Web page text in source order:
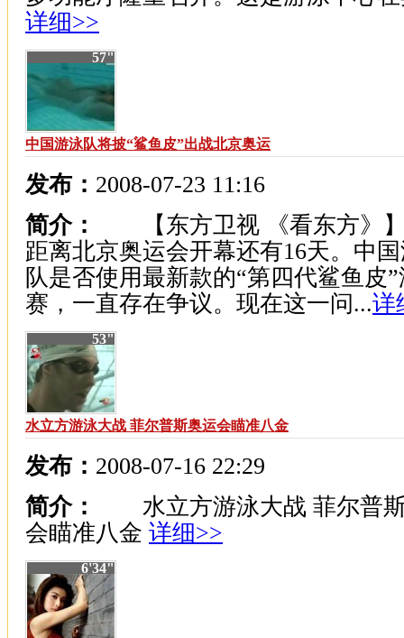
详细>>
57"
中国游泳队将披“鲨鱼皮”出战北京奥运
发布： 2008-07-23 11:16
简介：
【东方卫视 《看东方》
距离北京奥运会开幕还有16天。中
队是否使用最新款的“第四代鲨鱼皮
赛，一直存在争议。现在这一问...详
53"
水立方游泳大战 菲尔普斯奥运会瞄准八金
发布： 2008-07-16 22:29
简介：
水立方游泳大战 菲尔普
会瞄准八金 详细>>
6'34"